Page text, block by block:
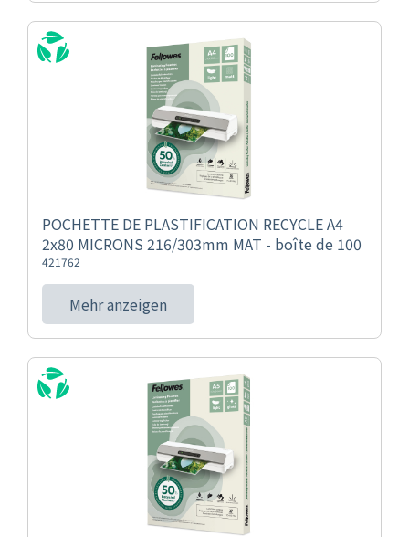
POCHETTE DE PLASTIFICATION RECYCLE A4
2x80 MICRONS 216/303mm MAT - boîte de 100
421762
Mehr anzeigen